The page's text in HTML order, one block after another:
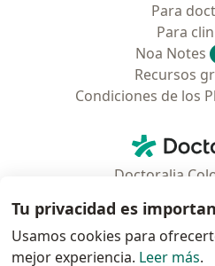
Para
Para
Noa Notes
Recursos
Condiciones de los
Doctoralia
Municipio: Bogotá
Tu privacidad es
Usamos cookies para
mejor experiencia. Leer más.